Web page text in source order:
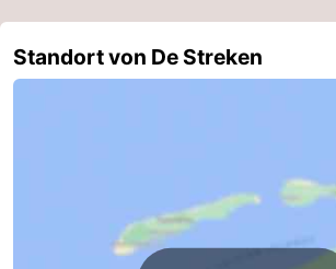
Reiten
-
Standort von De Streken